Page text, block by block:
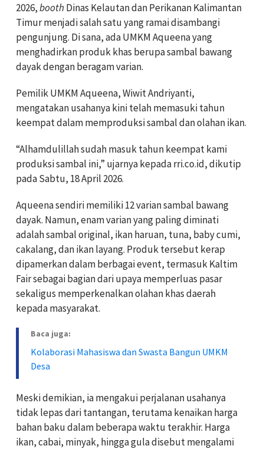
2026,booth Dinas Kelautan dan Perikanan Kalimantan
Timur menjadi salah satu yang ramai disambangi
pengunjung. Di sana, ada UMKM Aqueena yang
menghadirkan produk khas berupa sambal bawang
dayak dengan beragam varian.
Pemilik UMKM Aqueena, Wiwit Andriyanti,
mengatakan usahanya kini telah memasuki tahun
keempat dalam memproduksi sambal dan olahan ikan.
“Alhamdulillah sudah masuk tahun keempat kami
produksi sambal ini,” ujarnya kepada rri.co.id, dikutip
pada Sabtu, 18 April 2026.
Aqueena sendiri memiliki 12 varian sambal bawang
dayak. Namun, enam varian yang paling diminati
adalah sambal original, ikan haruan, tuna, baby cumi,
cakalang, dan ikan layang. Produk tersebut kerap
dipamerkan dalam berbagai event, termasuk Kaltim
Fair sebagai bagian dari upaya memperluas pasar
sekaligus memperkenalkan olahan khas daerah
kepada masyarakat.
Baca juga:
Kolaborasi Mahasiswa dan Swasta Bangun UMKM
Desa
Meski demikian, ia mengakui perjalanan usahanya
tidak lepas dari tantangan, terutama kenaikan harga
bahan baku dalam beberapa waktu terakhir. Harga
ikan, cabai, minyak, hingga gula disebut mengalami